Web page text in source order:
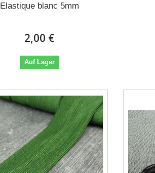
Elastique blanc 5mm
2,00 €
Auf Lager